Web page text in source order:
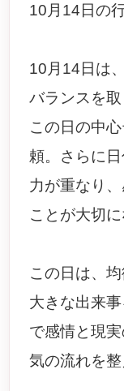
10月14日の
10月14日は
バランスを取
この日の中
頼。さらに
力が重なり
ことが大切に
この日は、
大きな出来
で感情と現
気の流れを整